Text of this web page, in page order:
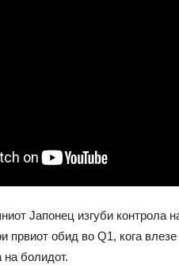
Јапонец изгуби контрола
првиот обид во Q1, кога
на болидот.